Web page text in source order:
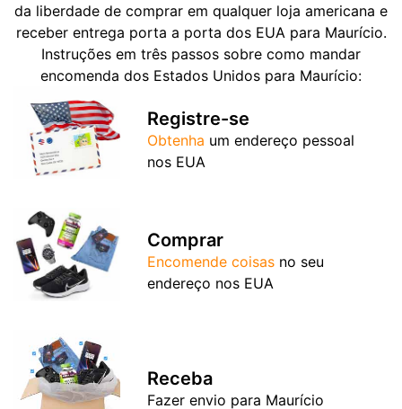
da liberdade de comprar em qualquer loja americana e
receber entrega porta a porta dos EUA para Maurício.
Instruções em três passos sobre como mandar
encomenda dos Estados Unidos para Maurício:
Registre-se
Obtenha um endereço pessoal
nos EUA
Comprar
Encomende coisas no seu
endereço nos EUA
Receba
Fazer envio para Maurício